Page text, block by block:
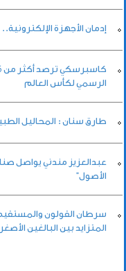
إدمان الأجهزة
الرسمي لكأس العالم
طارق سنان : المحاليل
عبدالعزيز مندني يواصل
الأصول”
سرطان القولون
المتزايد بين البالغين